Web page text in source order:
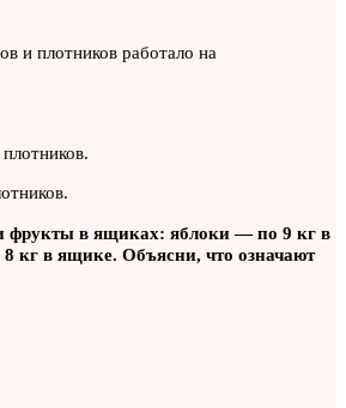
и плотников работало на
фрукты в ящиках: яблоки — по 9 кг в
кг в ящике. Объясни, что означают